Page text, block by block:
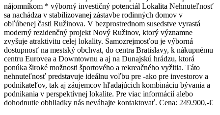
nájomníkom * výborný investičný potenciál Lokalita Nehnuteľnosť
sa nachádza v stabilizovanej zástavbe rodinných domov v
obľúbenej časti Ružinova. V bezprostrednom susedstve vyrastá
moderný rezidenčný projekt Nový Ružinov, ktorý významne
zvyšuje atraktivitu celej lokality. Samozrejmosťou je výborná
dostupnosť na mestský obchvat, do centra Bratislavy, k nákupnému
centru Eurovea a Downtownu a aj na Dunajskú hrádzu, ktorá
ponúka široké možnosti športového a rekreačného vyžitia. Táto
nehnuteľnosť predstavuje ideálnu voľbu pre -ako pre investorov a
podnikateľov, tak aj záujemcov hľadajúcich kombináciu bývania a
podnikania v perspektívnej lokalite. Pre viac informácií alebo
dohodnutie obhliadky nás neváhajte kontaktovať. Cena: 249.900,-€